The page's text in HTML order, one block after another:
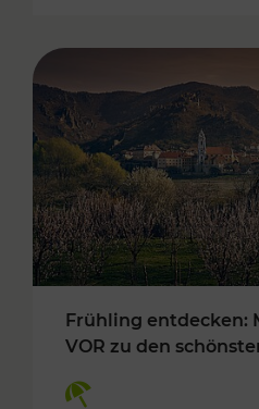
Frühling entdecken:
VOR zu den